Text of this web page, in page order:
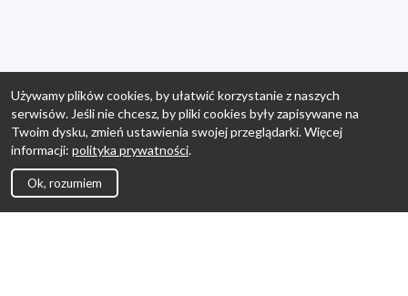
Używamy plików cookies, by ułatwić korzystanie z naszych
serwisów. Jeśli nie chcesz, by pliki cookies były zapisywane na
Twoim dysku, zmień ustawienia swojej przeglądarki. Więcej
informacji: polityka prywatności.
Ok, rozumiem